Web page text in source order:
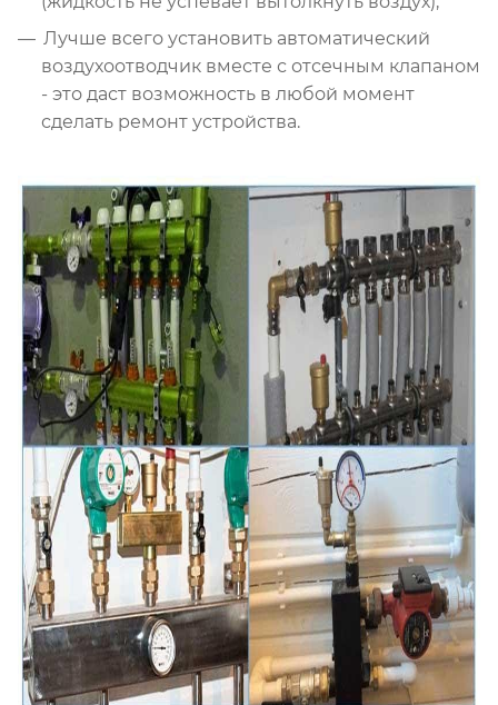
Лучше всего установить автоматический
воздухоотводчик вместе с отсечным клапаном
- это даст возможность в любой момент
сделать ремонт устройства.